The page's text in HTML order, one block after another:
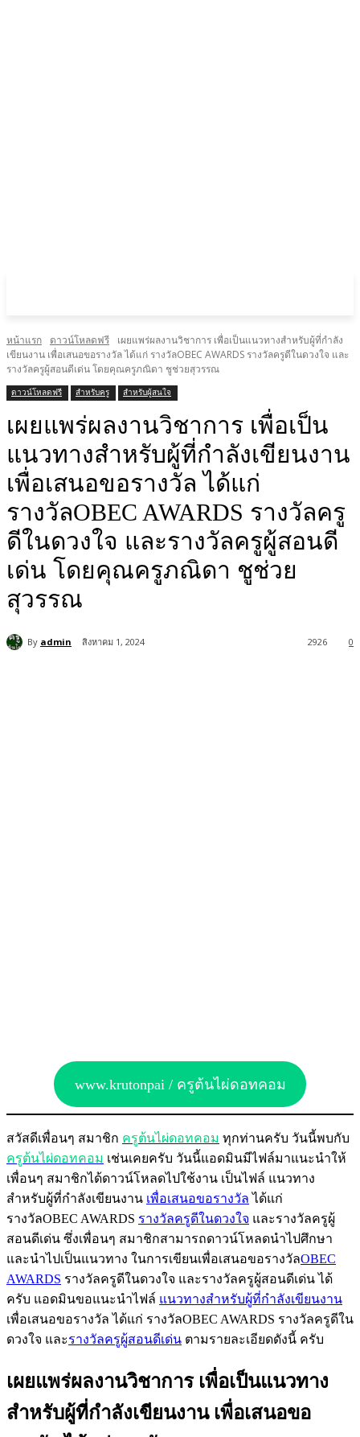
หน้าแรก ดาวน์โหลดฟรี
เผยแพร่ผลงานวิชาการ เพื่อเป็นแนวทางสำหรับผู้ที่กำลัง
เขียนงาน เพื่อเสนอขอรางวัล ได้แก่ รางวัลOBEC AWARDS รางวัลครูดีในดวงใจ และ
รางวัลครูผู้สอนดีเด่น โดยคุณครูภณิดา ชูช่วยสุวรรณ
ดาวน์โหลดฟรี สำหรับครู สำหรับผู้สนใจ
เผยแพร่ผลงานวิชาการ เพื่อเป็น
แนวทางสำหรับผู้ที่กำลังเขียนงาน
เพื่อเสนอขอรางวัล ได้แก่
รางวัลOBEC AWARDS รางวัลครู
ดีในดวงใจ และรางวัลครูผู้สอนดี
เด่น โดยคุณครูภณิดา ชูช่วย
สุวรรณ
By admin สิงหาคม 1, 2024 0
2926
www.krutonpai / ครูต้นไผ่ดอทคอม
สวัสดีเพื่อนๆ สมาชิก ครูต้นไผ่ดอทคอม ทุกท่านครับ วันนี้พบกับ
ครูต้นไผ่ดอทคอม เช่นเคยครับ วันนี้แอดมินมีไฟล์มาแนะนำให้
เพื่อนๆ สมาชิกได้ดาวน์โหลดไปใช้งาน เป็นไฟล์ แนวทาง
สำหรับผู้ที่กำลังเขียนงาน เพื่อเสนอขอรางวัล ได้แก่
รางวัลOBEC AWARDS รางวัลครูดีในดวงใจ และรางวัลครูผู้
สอนดีเด่น ซึ่งเพื่อนๆ สมาชิกสามารถดาวน์โหลดนำไปศึกษา
และนำไปเป็นแนวทาง ในการเขียนเพื่อเสนอขอรางวัลOBEC
AWARDS รางวัลครูดีในดวงใจ และรางวัลครูผู้สอนดีเด่น ได้
ครับ แอดมินขอแนะนำไฟล์ แนวทางสำหรับผู้ที่กำลังเขียนงาน
เพื่อเสนอขอรางวัล ได้แก่ รางวัลOBEC AWARDS รางวัลครูดีใน
ดวงใจ และรางวัลครูผู้สอนดีเด่น ตามรายละเอียดดังนี้ ครับ
เผยแพร่ผลงานวิชาการ เพื่อเป็นแนวทาง
สำหรับผู้ที่กำลังเขียนงาน เพื่อเสนอขอ